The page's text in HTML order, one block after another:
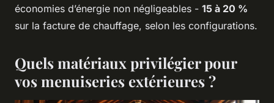
économies d’énergie non négligeables - 15 à 20 %
sur la facture de chauffage, selon les configurations.
Quels matériaux privilégier pour
vos menuiseries extérieures ?